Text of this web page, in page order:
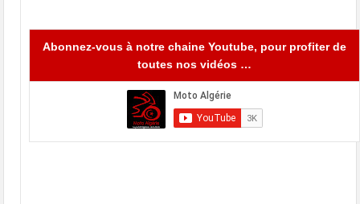
Abonnez-vous à notre chaine Youtube, pour profiter de
toutes nos vidéos …